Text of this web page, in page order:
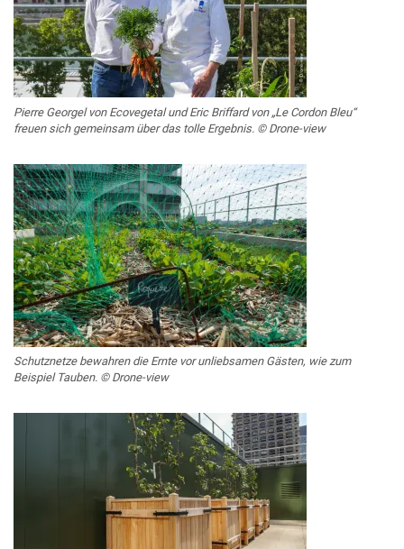
Pierre Georgel von Ecovegetal und Eric Briffard von „Le Cordon Bleu“
freuen sich gemeinsam über das tolle Ergebnis. © Drone-view
Schutznetze bewahren die Ernte vor unliebsamen Gästen, wie zum
Beispiel Tauben. © Drone-view